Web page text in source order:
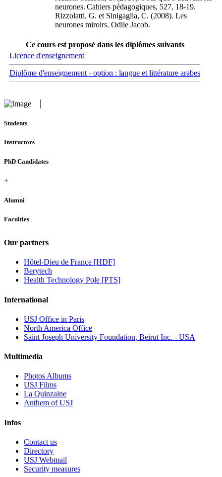
neurones. Cahiers pédagogiques, 527, 18-19.
Rizzolatti, G. et Sinigaglia, C. (2008). Les
neurones miroirs. Odile Jacob.
Ce cours est proposé dans les diplômes suivants
Licence d'enseignement
Diplôme d'enseignement - option : langue et littérature arabes
Students
Instructors
PhD Candidates
+
Alumni
Faculties
Our partners
Hôtel-Dieu de France [HDF]
Berytech
Health Technology Pole [PTS]
International
USJ Office in Paris
North America Office
Saint Joseph University Foundation, Beirut Inc. - USA
Multimedia
Photos Albums
USJ Films
La Quinzaine
Anthem of USJ
Infos
Contact us
Directory
USJ Webmail
Security measures